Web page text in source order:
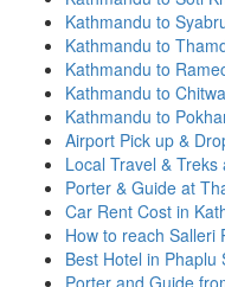
Kathmandu to
Kathmandu to
Kathmandu to
Kathmandu to
Kathmandu to
Airport Pick up &
Local Travel &
Porter & Guide at
Car Rent Cost in
How to reach Salleri
Best Hotel in Phaplu
Porter and Guide